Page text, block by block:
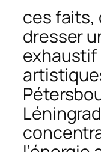
ces faits,
dresser